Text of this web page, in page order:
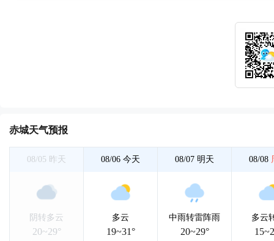
赤城天气预报
08/05 昨天
阴转多云
20~29°
08/06 今天
多云
19~31°
08/07 明天
中雨转雷阵雨
20~29°
08/08
多云